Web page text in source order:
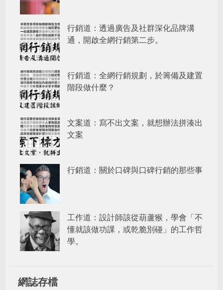
行銷道：透過廣告及社群深化品牌溝
通，開啟全網行銷第二步。
行銷道：全網行銷規劃，於籌備及建置
階段做什麼？
文案道：寫不出文案，就想辦法拼湊出
文案
行銷道：關於口碑與口碑行銷的那些事
工作道：設計師該從葫蘆猴，學會「不
懂就該做功課，或乾脆別碰」的工作哲
學。
網誌存檔